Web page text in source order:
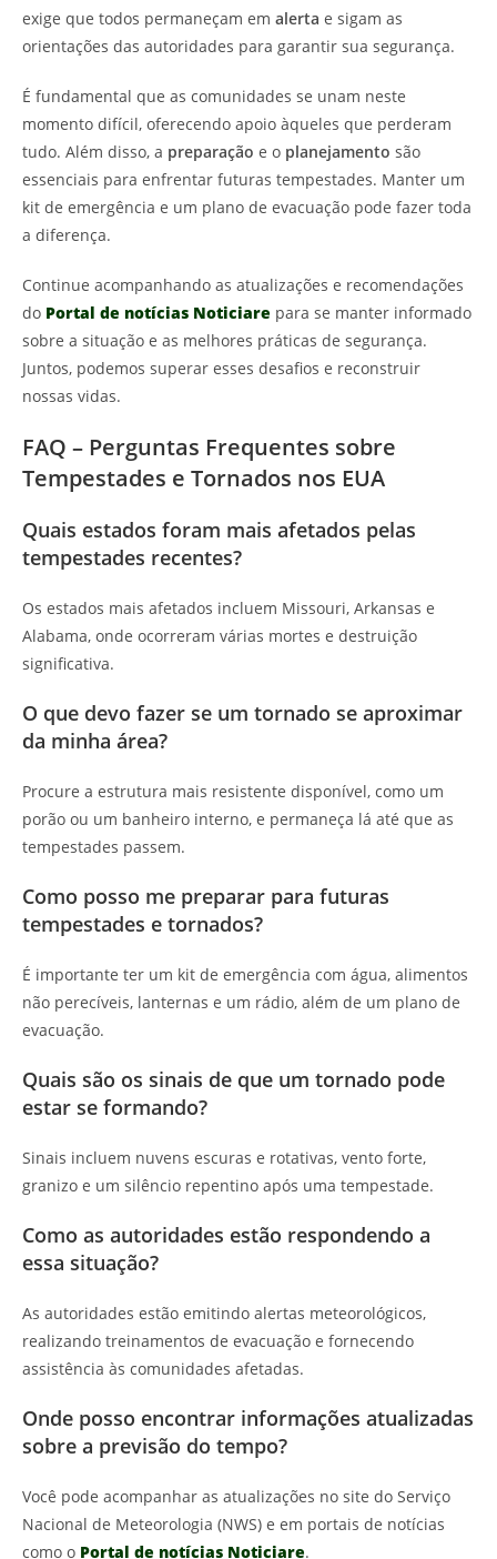
exige que todos permaneçam em alerta e sigam as
orientações das autoridades para garantir sua segurança.
É fundamental que as comunidades se unam neste
momento difícil, oferecendo apoio àqueles que perderam
tudo. Além disso, a preparação e o planejamento são
essenciais para enfrentar futuras tempestades. Manter um
kit de emergência e um plano de evacuação pode fazer toda
a diferença.
Continue acompanhando as atualizações e recomendações
do Portal de notícias Noticiare para se manter informado
sobre a situação e as melhores práticas de segurança.
Juntos, podemos superar esses desafios e reconstruir
nossas vidas.
FAQ – Perguntas Frequentes sobre
Tempestades e Tornados nos EUA
Quais estados foram mais afetados pelas
tempestades recentes?
Os estados mais afetados incluem Missouri, Arkansas e
Alabama, onde ocorreram várias mortes e destruição
significativa.
O que devo fazer se um tornado se aproximar
da minha área?
Procure a estrutura mais resistente disponível, como um
porão ou um banheiro interno, e permaneça lá até que as
tempestades passem.
Como posso me preparar para futuras
tempestades e tornados?
É importante ter um kit de emergência com água, alimentos
não perecíveis, lanternas e um rádio, além de um plano de
evacuação.
Quais são os sinais de que um tornado pode
estar se formando?
Sinais incluem nuvens escuras e rotativas, vento forte,
granizo e um silêncio repentino após uma tempestade.
Como as autoridades estão respondendo a
essa situação?
As autoridades estão emitindo alertas meteorológicos,
realizando treinamentos de evacuação e fornecendo
assistência às comunidades afetadas.
Onde posso encontrar informações atualizadas
sobre a previsão do tempo?
Você pode acompanhar as atualizações no site do Serviço
Nacional de Meteorologia (NWS) e em portais de notícias
como o Portal de notícias Noticiare.